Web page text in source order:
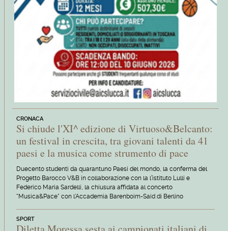
CRONACA
Si chiude l'XI^ edizione di Virtuoso&Belcanto:
un festival in crescita, tra giovani talenti da 41
paesi e la musica come strumento di pace
Duecento studenti da quarantuno Paesi del mondo, la conferma del
Progetto Barocco V&B in collaborazione con la l’istituto Lulli e
Federico Maria Sardelli, la chiusura affidata al concerto
"Musica&Pace" con l'Accademia Barenboim-Said di Berlino
SPORT